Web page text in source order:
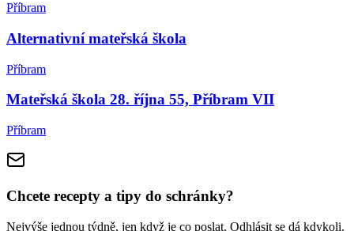
Příbram
Alternativní mateřská škola
Příbram
Mateřská škola 28. října 55, Příbram VII
Příbram
Chcete recepty a tipy do schránky?
Nejvýše jednou týdně, jen když je co poslat. Odhlásit se dá kdykoli.